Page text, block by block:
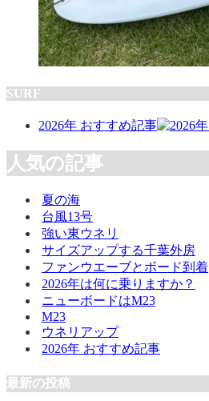
SURF
2026年 おすすめ記事
人気の記事
夏の海
台風13号
強い東ウネリ
サイズアップする千葉外房
ファンウエーブとボード到着
2026年は何に乗りますか？
ニューボードはM23
M23
ウネリアップ
2026年 おすすめ記事
最新の投稿